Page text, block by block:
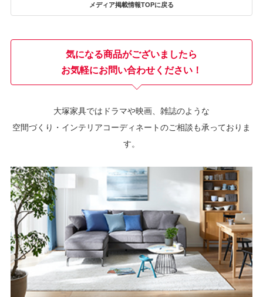
メディア掲載情報TOPに戻る
気になる商品がございましたら
お気軽にお問い合わせください！
大塚家具ではドラマや映画、雑誌のような
空間づくり・インテリアコーディネートのご相談も承っておりま
す。